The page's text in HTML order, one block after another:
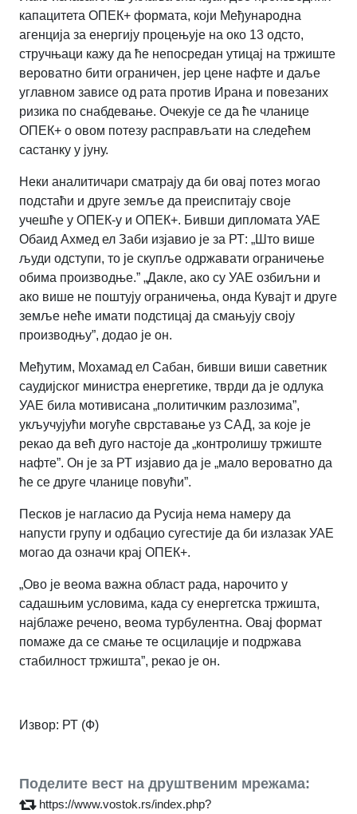
капацитета ОПЕК+ формата, који Међународна
агенција за енергију процењује на око 13 одсто,
стручњаци кажу да ће непосредан утицај на тржиште
вероватно бити ограничен, јер цене нафте и даље
углавном зависе од рата против Ирана и повезаних
ризика по снабдевање. Очекује се да ће чланице
ОПЕК+ о овом потезу расправљати на следећем
састанку у јуну.
Неки аналитичари сматрају да би овај потез могао
подстаћи и друге земље да преиспитају своје
учешће у ОПЕК-у и ОПЕК+. Бивши дипломата УАЕ
Обаид Ахмед ел Заби изјавио је за РТ: „Што више
људи одступи, то је скупље одржавати ограничење
обима производње.” „Дакле, ако су УАЕ озбиљни и
ако више не поштују ограничења, онда Кувајт и друге
земље неће имати подстицај да смањују своју
производњу”, додао је он.
Међутим, Мохамад ел Сабан, бивши виши саветник
саудијског министра енергетике, тврди да је одлука
УАЕ била мотивисана „политичким разлозима”,
укључујући могуће сврставање уз САД, за које је
рекао да већ дуго настоје да „контролишу тржиште
нафте”. Он је за РТ изјавио да је „мало вероватно да
ће се друге чланице повући”.
Песков је нагласио да Русија нема намеру да
напусти групу и одбацио сугестије да би излазак УАЕ
могао да означи крај ОПЕК+.
„Ово је веома важна област рада, нарочито у
садашњим условима, када су енергетска тржишта,
најблаже речено, веома турбулентна. Овај формат
помаже да се смање те осцилације и подржава
стабилност тржишта”, рекао је он.
Извор: РТ (Ф)
Поделите вест на друштвеним мрежама:
https://www.vostok.rs/index.php?